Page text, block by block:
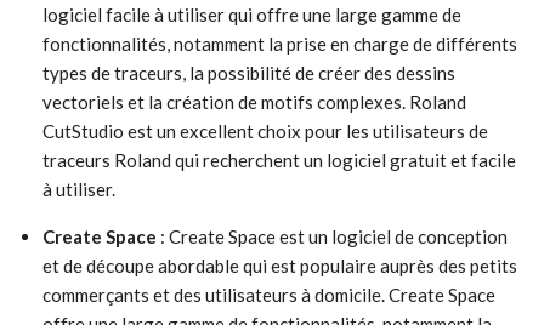
logiciel facile à utiliser qui offre une large gamme de
fonctionnalités, notamment la prise en charge de différents
types de traceurs, la possibilité de créer des dessins
vectoriels et la création de motifs complexes. Roland
CutStudio est un excellent choix pour les utilisateurs de
traceurs Roland qui recherchent un logiciel gratuit et facile
à utiliser.
Create Space : Create Space est un logiciel de conception
et de découpe abordable qui est populaire auprès des petits
commerçants et des utilisateurs à domicile. Create Space